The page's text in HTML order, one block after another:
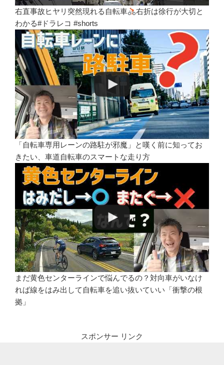
右直事故ヒヤリ突然現れる自転車
右折は徐行が大切と
わかる#ドラレコ #shorts
「自転車専用レーンの路駐が邪魔」と嘆く前に知ってお
きたい、車道自転車のスマートな走り方
まだ黄色センターラインで悩んでるの？対向車がいなけ
れば線をはみ出して自転車を追い抜いていい「衝撃の根
拠」
スポンサー リンク